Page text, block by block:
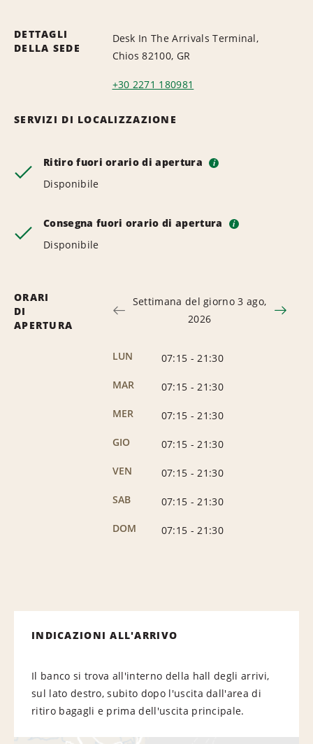
DETTAGLI
DELLA SEDE
Desk In The Arrivals Terminal,
Chios 82100, GR
+30 2271 180981
SERVIZI DI LOCALIZZAZIONE
Ritiro fuori orario di apertura i
Disponibile
Consegna fuori orario di apertura i
Disponibile
ORARI
DI
APERTURA
Settimana del giorno 3 ago,
2026
LUN 07:15 - 21:30
MAR
07:15 - 21:30
MER
07:15 - 21:30
GIO
07:15 - 21:30
VEN
07:15 - 21:30
SAB
07:15 - 21:30
DOM
07:15 - 21:30
INDICAZIONI ALL'ARRIVO
Il banco si trova all'interno della hall degli arrivi,
sul lato destro, subito dopo l'uscita dall'area di
ritiro bagagli e prima dell'uscita principale.